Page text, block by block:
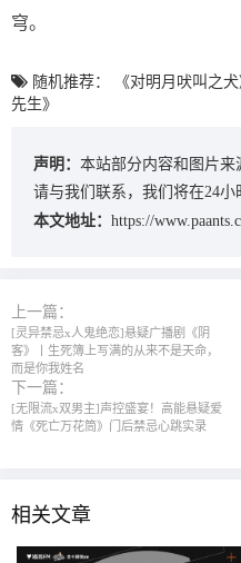
穹。
随机推荐： 《对明月吠叫之犬
先生》
声明： 本站部分内容和图片
请与我们联系，我们将在24小
本文地址： https://
上一篇：
[灵异禁忌x人鬼绝恋]悬疑广播剧《阴
客》丨生死簿上写满的从来不是天命，
而是你我姓名
下一篇：
[无限流x双男主]声控盛宴！高能悬疑爱
情《死亡万花筒》门后禁忌心跳实录
相关文章